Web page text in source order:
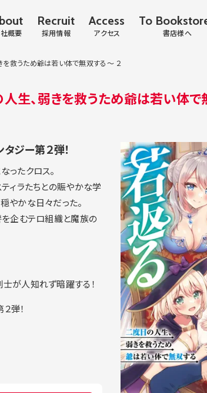
概要
Recruit
採用情報
Access
アクセス
To
書店様へ
救うため爺は若い体で無双する～ ２
生、弱きを救うため爺は若い体で
ジー第２弾！
ったクロス。
ィラたちとの賑やかな学
やかな日々だった。
を企むテロ組織と魔族の
が人知れず暗躍する！
弾！